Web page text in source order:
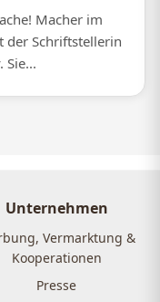
Macher im
der Schriftstellerin
Sie...
Unternehmen
Vermarktung &
Kooperationen
Presse